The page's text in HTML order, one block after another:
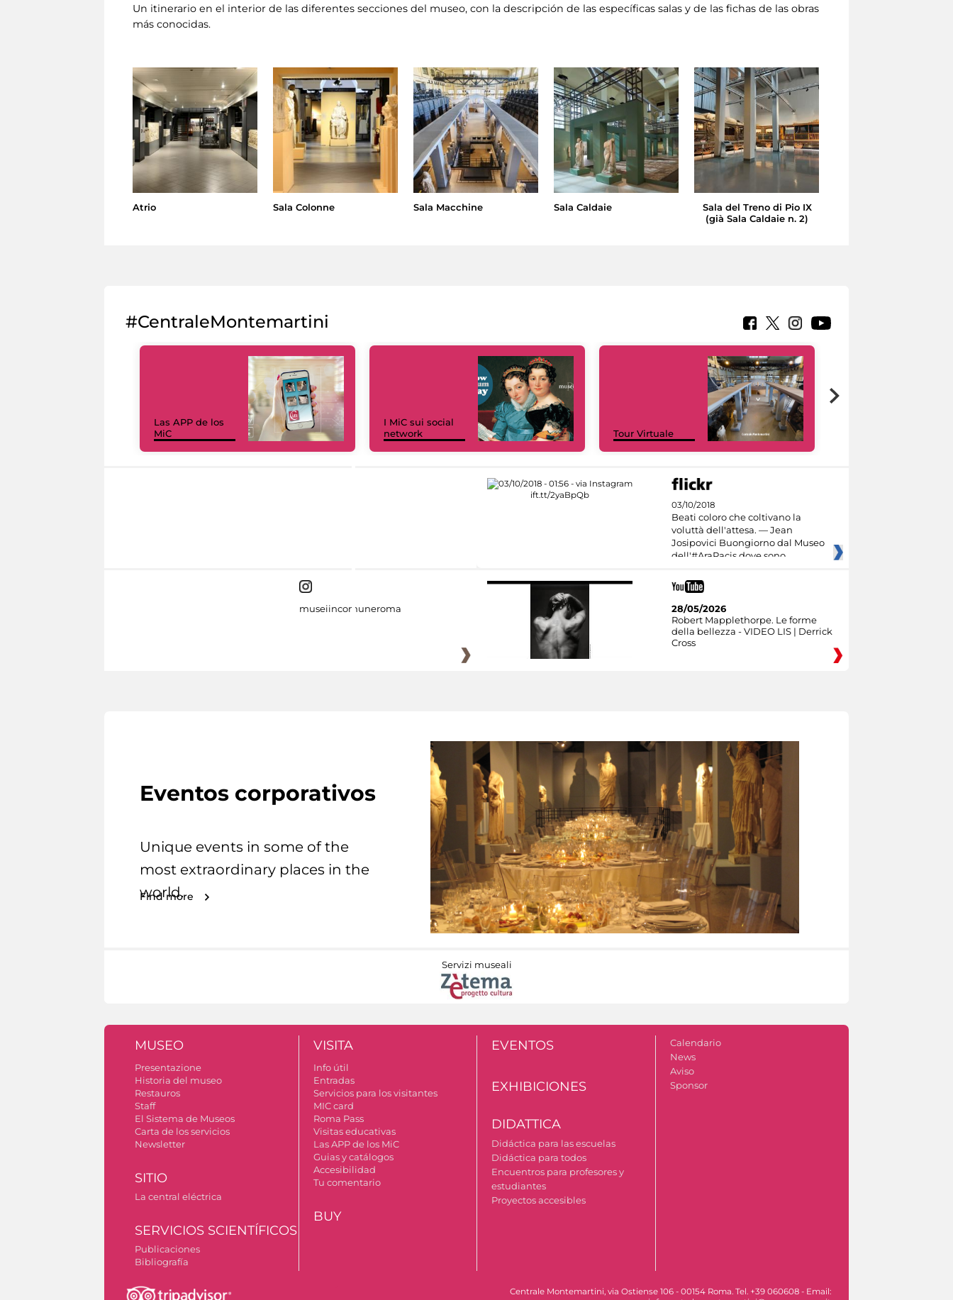
Un itinerario en el interior de las diferentes secciones del museo, con la descripción de las específicas salas y de las fichas de las obras
más conocidas.
Atrio Sala Colonne Sala Macchine Sala Caldaie
Sala del Treno di Pio IX
(già Sala Caldaie n. 2)
#CentraleMontemartini
Las APP de los
MiC
I MiC sui social
network
Tour Virtuale
03/10/2018
Beati coloro che coltivano la
voluttà dell'attesa. — Jean
Josipovici Buongiorno dal Museo
dell'#AraPacis dove sono
museiincomuneroma
28/05/2026
Robert Mapplethorpe. Le forme
della bellezza - VIDEO LIS | Derrick
Cross
Eventos corporativos
Unique events in some of the
most extraordinary places in the
world.
Find more
Servizi museali
MUSEO
Presentazione
Historia del museo
Restauros
Staff
El Sistema de Museos
Carta de los servicios
Newsletter
SITIO
La central eléctrica
SERVICIOS SCIENTÍFICOS
Publicaciones
Bibliografía
VISITA
Info útil
Entradas
Servicios para los visitantes
MIC card
Roma Pass
Visitas educativas
Las APP de los MiC
Guias y catálogos
Accesibilidad
Tu comentario
BUY
EVENTOS
EXHIBICIONES
DIDATTICA
Didáctica para las escuelas
Didáctica para todos
Encuentros para profesores y
estudiantes
Proyectos accesibles
Calendario
News
Aviso
Sponsor
Centrale Montemartini, via Ostiense 106 - 00154 Roma. Tel. +39 060608 - Email: